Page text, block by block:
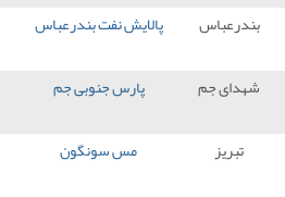
0 - 0 پارس جنوبی جم
1 - 0 بعثت کرمانشاه
1 - 0 پارس جنوبی جم